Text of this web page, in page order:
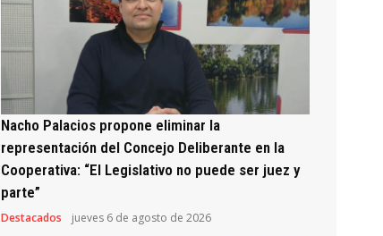
Nacho Palacios propone eliminar la
representación del Concejo Deliberante en la
Cooperativa: “El Legislativo no puede ser juez y
parte”
Destacados jueves 6 de agosto de 2026